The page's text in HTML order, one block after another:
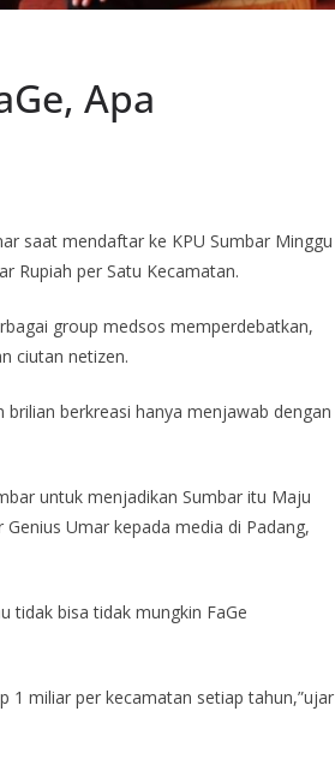
Apa
saat mendaftar ke KPU Sumbar Minggu
Rupiah per Satu Kecamatan.
group medsos memperdebatkan,
ciutan netizen.
berkreasi hanya menjawab dengan
untuk menjadikan Sumbar itu Maju
Umar kepada media di Padang,
tidak bisa tidak mungkin FaGe
1 miliar per kecamatan setiap tahun,”ujar